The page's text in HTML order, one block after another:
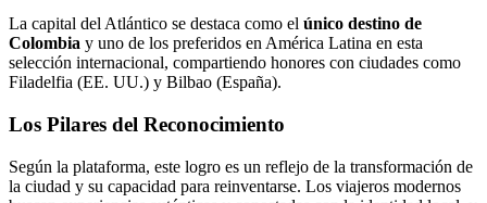
La capital del Atlántico se destaca como el único destino de
Colombia y uno de los preferidos en América Latina en esta
selección internacional, compartiendo honores con ciudades como
Filadelfia (EE. UU.) y Bilbao (España).
Los Pilares del Reconocimiento
Según la plataforma, este logro es un reflejo de la transformación de
la ciudad y su capacidad para reinventarse. Los viajeros modernos